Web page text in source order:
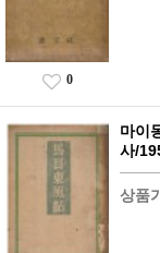
0
마이
사/
상품